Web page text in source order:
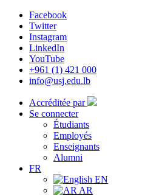
Facebook
Twitter
Instagram
LinkedIn
YouTube
+961 (1) 421 000
info@usj.edu.lb
Accréditée par
Se connecter
Étudiants
Employés
Enseignants
Alumni
FR
EN
AR